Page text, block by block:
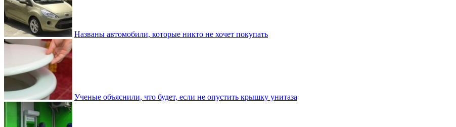
Названы автомобили, которые никто не хочет покупать
Ученые объяснили, что будет, если не опустить крышку унитаза